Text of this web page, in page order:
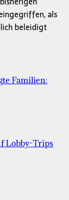
als
beleidigt
Familien:
Lobby-Trips